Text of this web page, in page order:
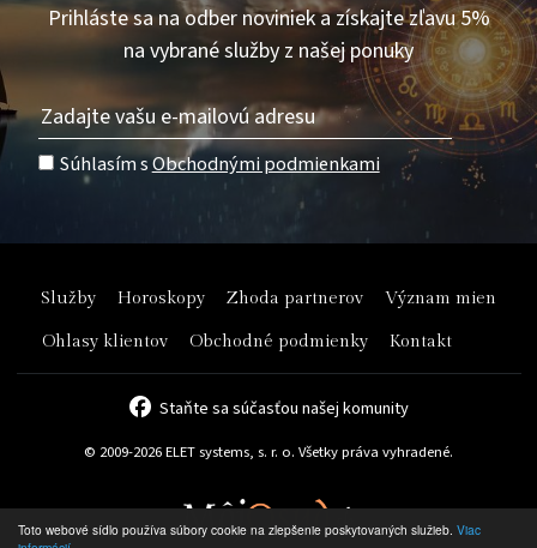
Toto webové sídlo používa súbory cookie na zlepšenie poskytovaných služieb. Viac
Prihláste sa na odber noviniek a získajte zľavu 5%
na vybrané služby z našej ponuky
Súhlasím sObchodnými podmienkami
Služby Horoskopy Zhoda partnerov Význam mien
Ohlasy klientov Obchodné podmienky Kontakt
Staňte sa súčasťou našej komunity
© 2009-2026 ELET systems, s. r. o. Všetky práva vyhradené.